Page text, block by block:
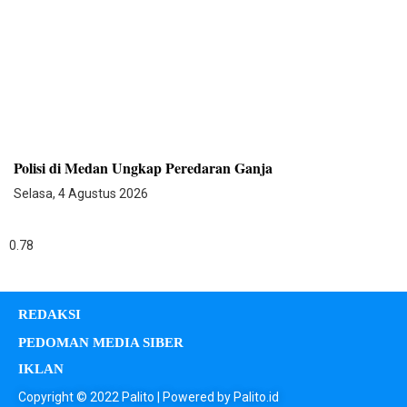
Polisi di Medan Ungkap Peredaran Ganja
Selasa, 4 Agustus 2026
REDAKSI
PEDOMAN MEDIA SIBER
IKLAN
Copyright © 2022 Palito | Powered by Palito.id